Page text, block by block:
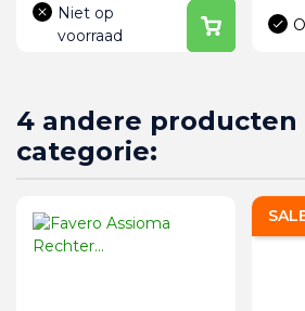
Niet op
voorraad
4 andere
categorie: